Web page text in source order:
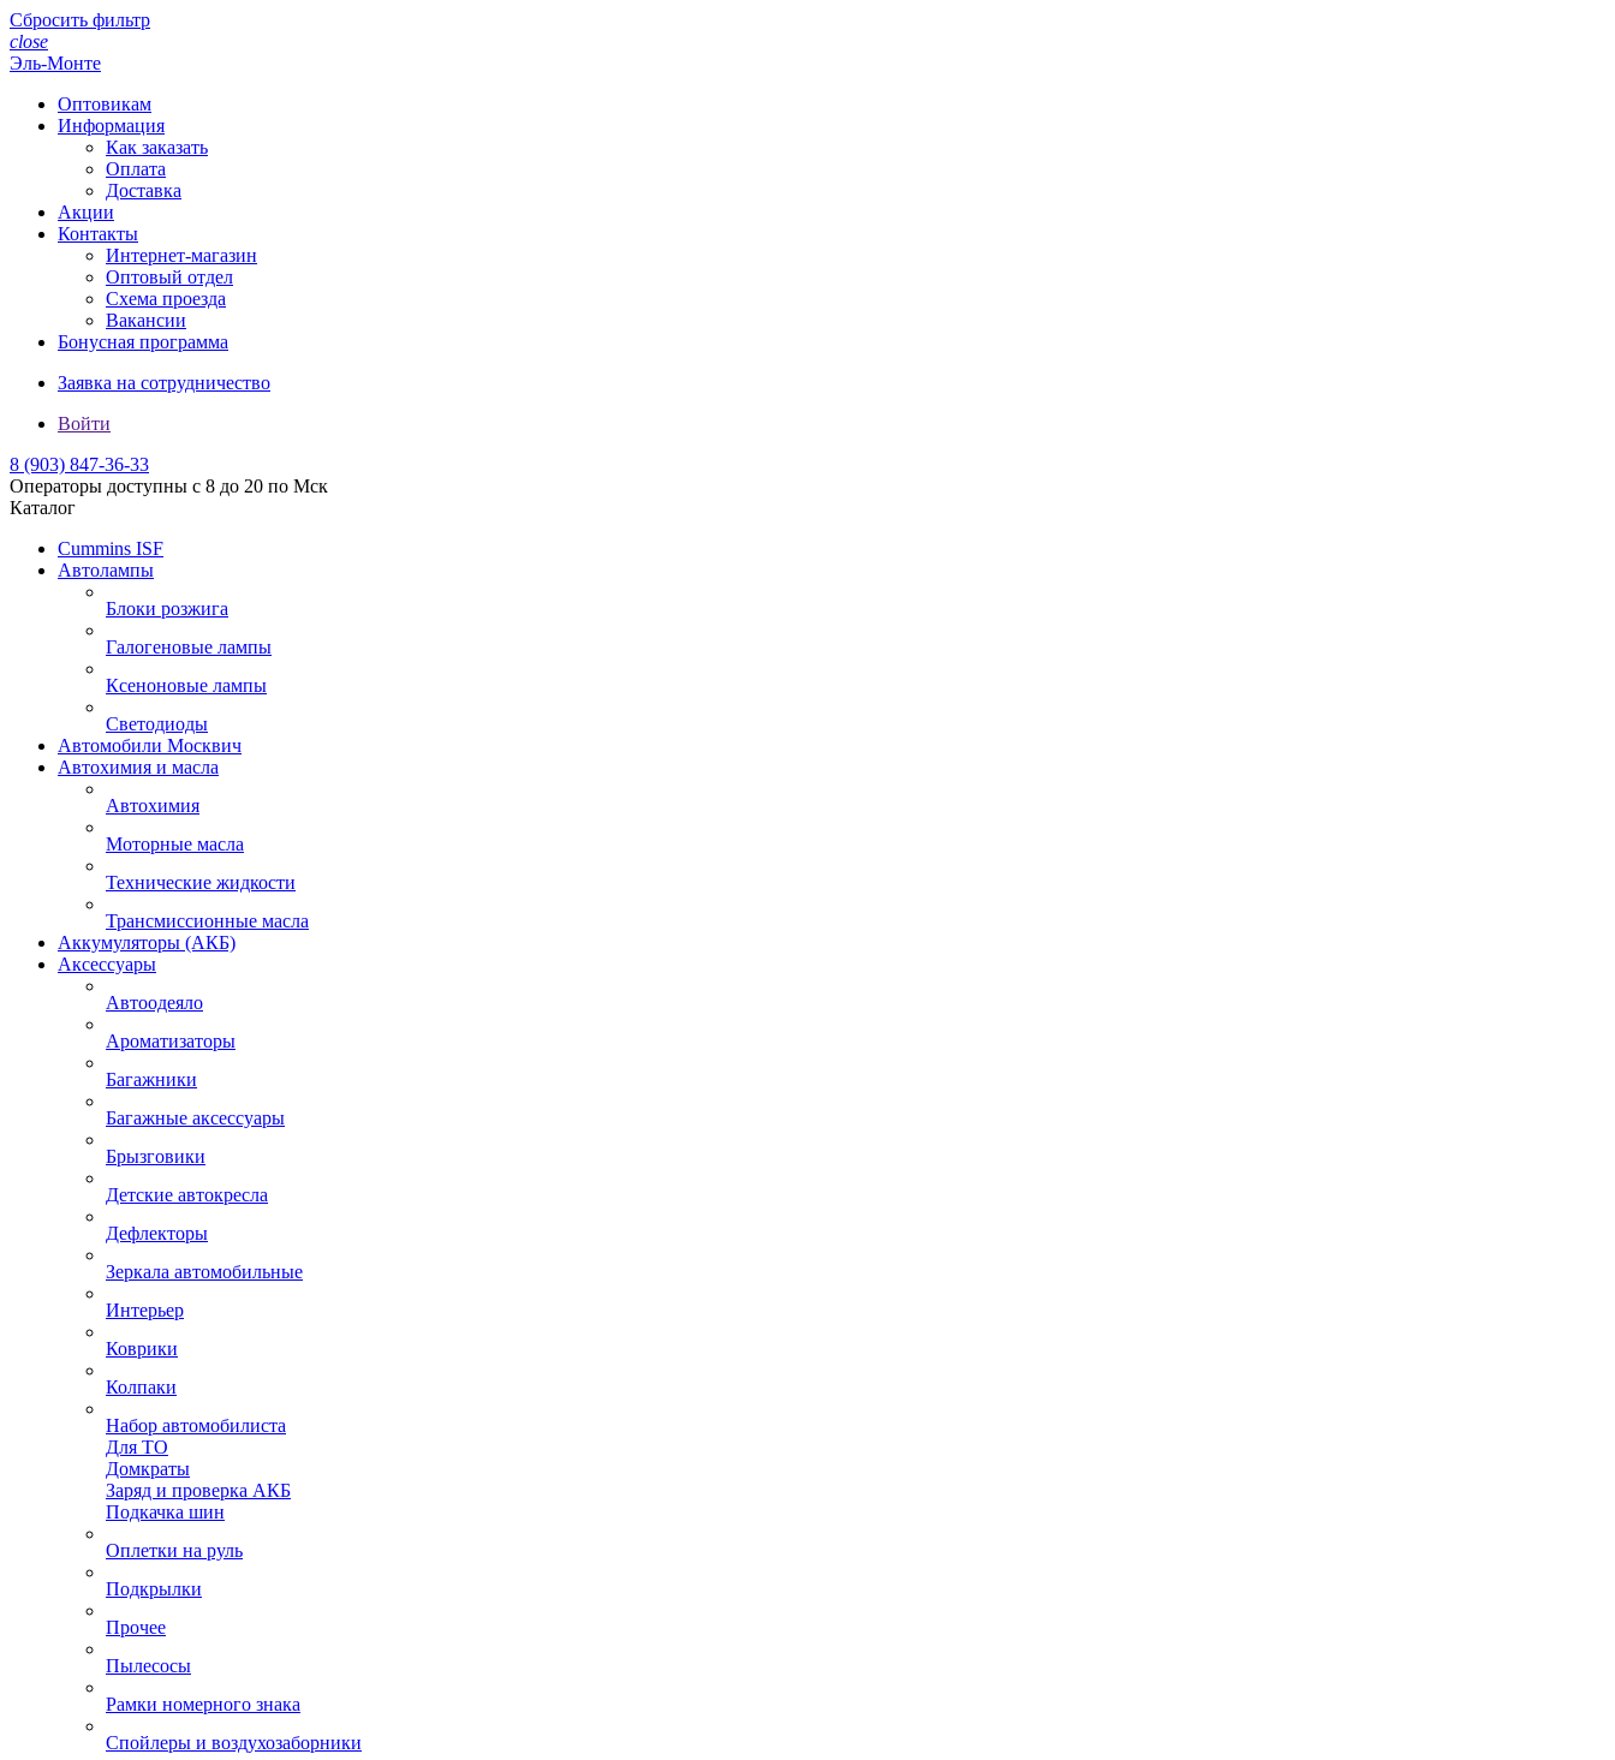
Сбросить фильтр
close
Эль-Монте
Оптовикам
Информация
Как заказать
Оплата
Доставка
Акции
Контакты
Интернет-магазин
Оптовый отдел
Схема проезда
Вакансии
Бонусная программа
Заявка на сотрудничество
Войти
8 (903) 847-36-33
Операторы доступны с 8 до 20 по Мск
Каталог
Cummins ISF
Автолампы
Блоки розжига
Галогеновые лампы
Ксеноновые лампы
Светодиоды
Автомобили Москвич
Автохимия и масла
Автохимия
Моторные масла
Технические жидкости
Трансмиссионные масла
Аккумуляторы (АКБ)
Аксессуары
Автоодеяло
Ароматизаторы
Багажники
Багажные аксессуары
Брызговики
Детские автокресла
Дефлекторы
Зеркала автомобильные
Интерьер
Коврики
Колпаки
Набор автомобилиста
Для ТО
Домкраты
Заряд и проверка АКБ
Подкачка шин
Оплетки на руль
Подкрылки
Прочее
Пылесосы
Рамки номерного знака
Спойлеры и воздухозаборники